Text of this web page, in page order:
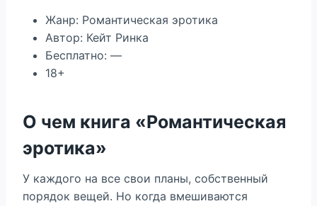
Жанр: Романтическая эротика
Автор: Кейт Ринка
Бесплатно: —
18+
О чем книга «Романтическая
эротика»
У каждого на все свои планы, собственный
порядок вещей. Но когда вмешиваются